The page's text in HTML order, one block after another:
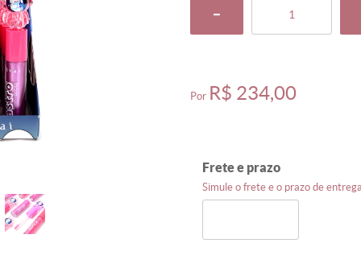
por R$ 234,00
frete e prazo
simule o frete e o prazo de